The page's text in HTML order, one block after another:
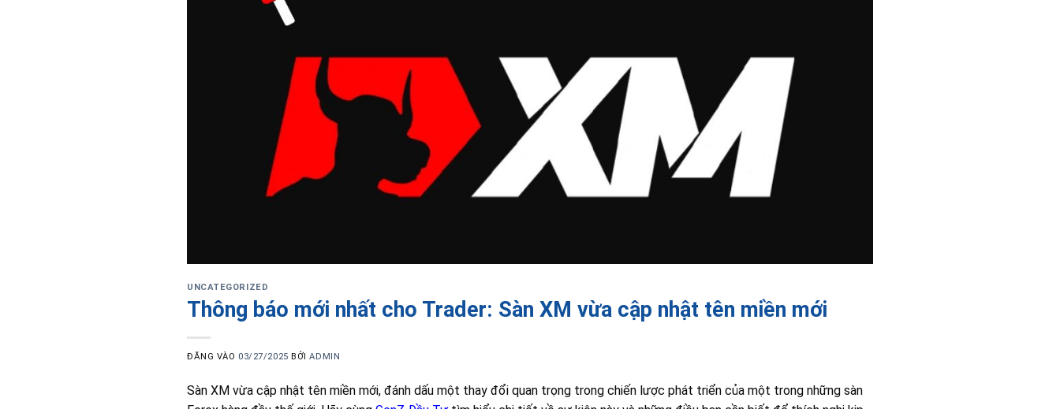
UNCATEGORIZED
Thông báo mới nhất cho Trader: Sàn XM vừa cập nhật tên miền mới
ĐĂNG VÀO 03/27/2025 BỞIADMIN
Sàn XM vừa cập nhật tên miền mới, đánh dấu một thay đổi quan trọng trong chiến lược phát triển của một trong những sàn